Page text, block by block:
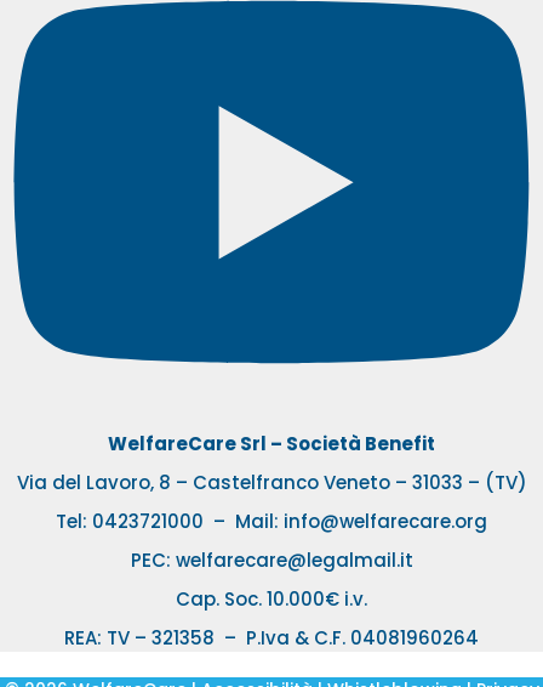
WelfareCare Srl – Società Benefit
Via del Lavoro, 8 – Castelfranco Veneto – 31033 – (TV)
Tel: 0423721000 – Mail: info@welfarecare.org
PEC: welfarecare@legalmail.it
Cap. Soc. 10.000€ i.v.
REA: TV – 321358 – P.Iva & C.F. 04081960264